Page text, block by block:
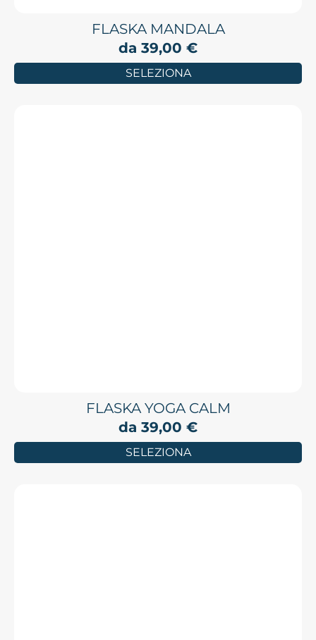
FLASKA MANDALA
da 39,00 €
SELEZIONA
FLASKA YOGA CALM
da 39,00 €
SELEZIONA